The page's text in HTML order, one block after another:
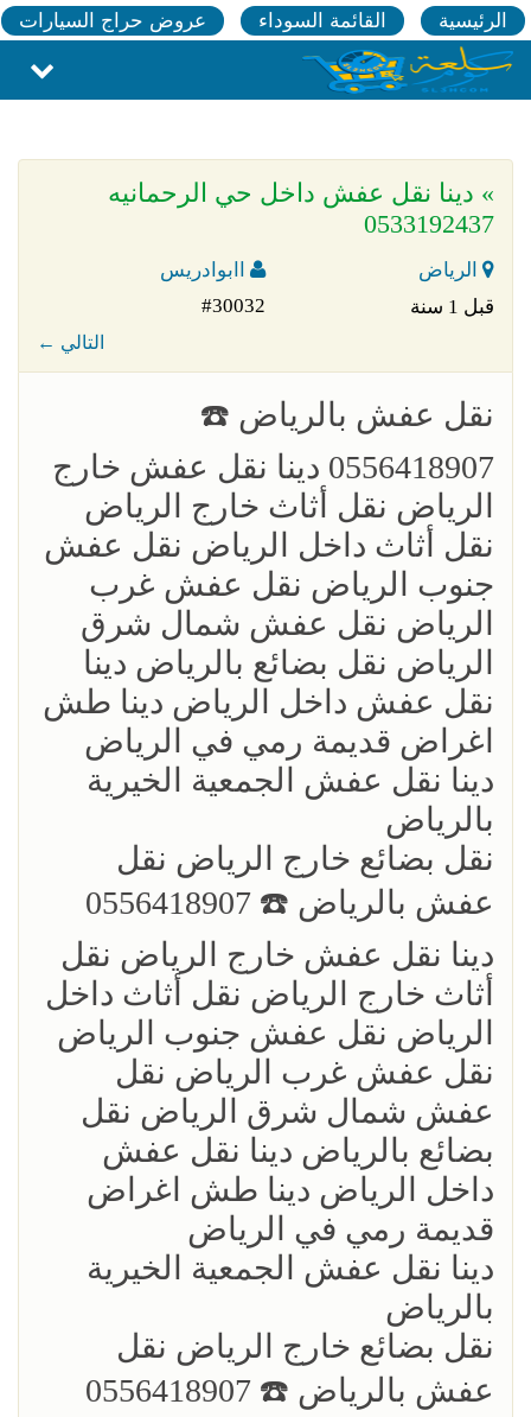
الرئيسية القائمة السوداء عروض حراج السيارات
» دينا نقل عفش داخل حي الرحمانيه
0533192437
الرياض
اابوادريس
قبل 1 سنة
#30032
← التالي
‏نقل عفش بالرياض ☎️
0556418907 دينا نقل عفش خارج
الرياض نقل أثاث خارج الرياض
نقل أثاث داخل الرياض نقل عفش
جنوب الرياض نقل عفش غرب
الرياض نقل عفش شمال شرق
الرياض نقل بضائع بالرياض دينا
نقل عفش داخل الرياض دينا طش
اغراض قديمة رمي في الرياض
دينا نقل عفش الجمعية الخيرية
بالرياض
نقل بضائع خارج الرياض ‏نقل
عفش بالرياض ☎️ 0556418907
دينا نقل عفش خارج الرياض نقل
أثاث خارج الرياض نقل أثاث داخل
الرياض نقل عفش جنوب الرياض
نقل عفش غرب الرياض نقل
عفش شمال شرق الرياض نقل
بضائع بالرياض دينا نقل عفش
داخل الرياض دينا طش اغراض
قديمة رمي في الرياض
دينا نقل عفش الجمعية الخيرية
بالرياض
نقل بضائع خارج الرياض ‏نقل
عفش بالرياض ☎️ 0556418907